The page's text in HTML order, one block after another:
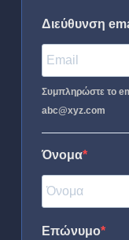
Διεύθυνση
Συμπληρώστε το
abc@xyz.com
Όνομα
Επώνυμο